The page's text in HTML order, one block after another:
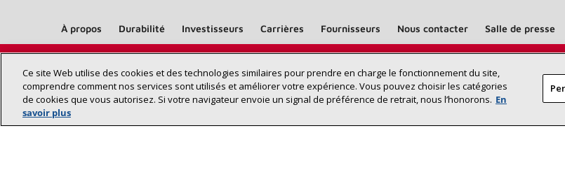
Trouvez un dépositaire Lennox près
de chez vous
À propos Durabilité Investisseurs Carrières Fournisseurs Nous contacter Salle de presse
Ce site Web utilise des cookies et des technologies similaires pour prendre en charge le fonctionnement du site,
comprendre comment nos services sont utilisés et améliorer votre expérience. Vous pouvez choisir les catégories
de cookies que vous autorisez. Si votre navigateur envoie un signal de préférence de retrait, nous l’honorons. En
savoir plus